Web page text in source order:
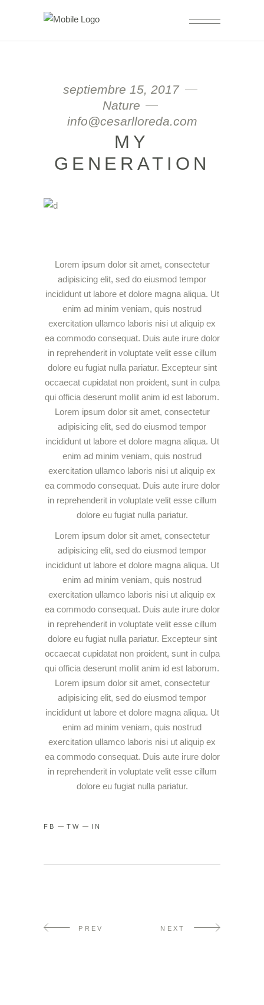
septiembre 15, 2017
Nature
info@cesarlloreda.com
MY
GENERATION
Lorem ipsum dolor sit amet, consectetur
adipisicing elit, sed do eiusmod tempor
incididunt ut labore et dolore magna aliqua. Ut
enim ad minim veniam, quis nostrud
exercitation ullamco laboris nisi ut aliquip ex
ea commodo consequat. Duis aute irure dolor
in reprehenderit in voluptate velit esse cillum
dolore eu fugiat nulla pariatur. Excepteur sint
occaecat cupidatat non proident, sunt in culpa
qui officia deserunt mollit anim id est laborum.
Lorem ipsum dolor sit amet, consectetur
adipisicing elit, sed do eiusmod tempor
incididunt ut labore et dolore magna aliqua. Ut
enim ad minim veniam, quis nostrud
exercitation ullamco laboris nisi ut aliquip ex
ea commodo consequat. Duis aute irure dolor
in reprehenderit in voluptate velit esse cillum
dolore eu fugiat nulla pariatur.
Lorem ipsum dolor sit amet, consectetur
adipisicing elit, sed do eiusmod tempor
incididunt ut labore et dolore magna aliqua. Ut
enim ad minim veniam, quis nostrud
exercitation ullamco laboris nisi ut aliquip ex
ea commodo consequat. Duis aute irure dolor
in reprehenderit in voluptate velit esse cillum
dolore eu fugiat nulla pariatur. Excepteur sint
occaecat cupidatat non proident, sunt in culpa
qui officia deserunt mollit anim id est laborum.
Lorem ipsum dolor sit amet, consectetur
adipisicing elit, sed do eiusmod tempor
incididunt ut labore et dolore magna aliqua. Ut
enim ad minim veniam, quis nostrud
exercitation ullamco laboris nisi ut aliquip ex
ea commodo consequat. Duis aute irure dolor
in reprehenderit in voluptate velit esse cillum
dolore eu fugiat nulla pariatur.
FB TW IN
PREV NEXT